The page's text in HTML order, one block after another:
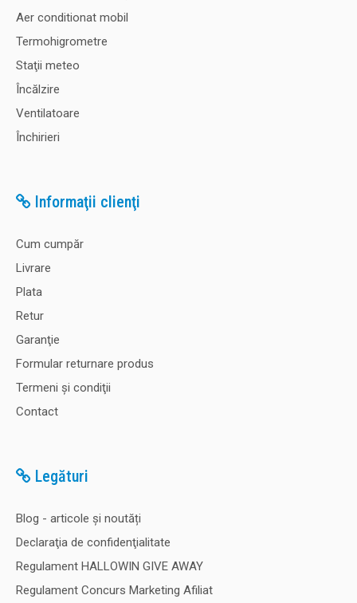
Aer conditionat mobil
Termohigrometre
Staţii meteo
Încălzire
Ventilatoare
Închirieri
Informaţii clienţi
Cum cumpăr
Livrare
Plata
Retur
Garanţie
Formular returnare produs
Termeni şi condiţii
Contact
Legături
Blog - articole și noutăți
Declaraţia de confidenţialitate
Regulament HALLOWIN GIVE AWAY
Regulament Concurs Marketing Afiliat